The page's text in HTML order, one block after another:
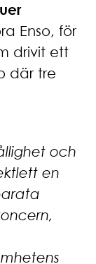
Enso, för
drivit ett
där tre
och
en